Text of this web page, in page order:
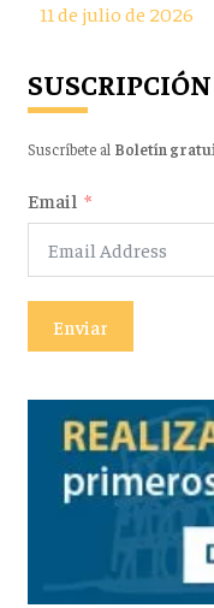
11 de julio de 2026
SUSCRIPCIÓN
Suscríbete al Boletín
Email
Enviar